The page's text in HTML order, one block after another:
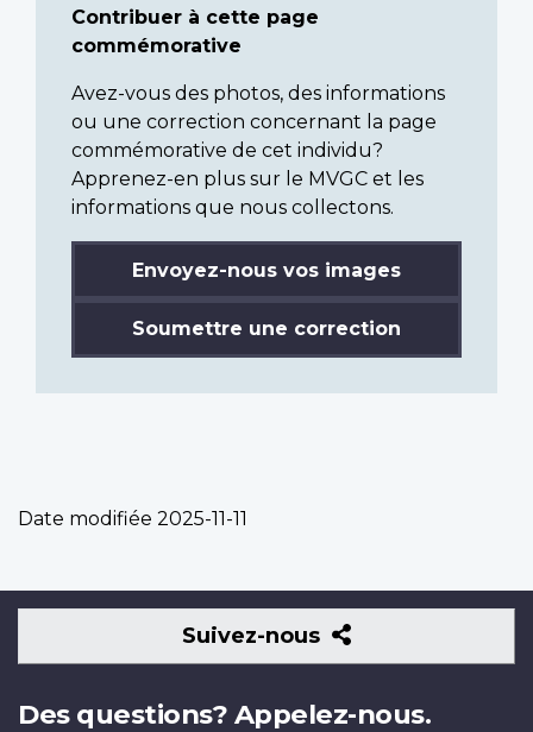
Contribuer à cette page
commémorative
Avez-vous des photos, des informations
ou une correction concernant la page
commémorative de cet individu?
Apprenez-en plus sur le MVGC et les
informations que nous collectons.
Envoyez-nous vos images
Soumettre une correction
Date modifiée 2025-11-11
Suivez-nous
Suivez-
nous
Des questions? Appelez-nous.